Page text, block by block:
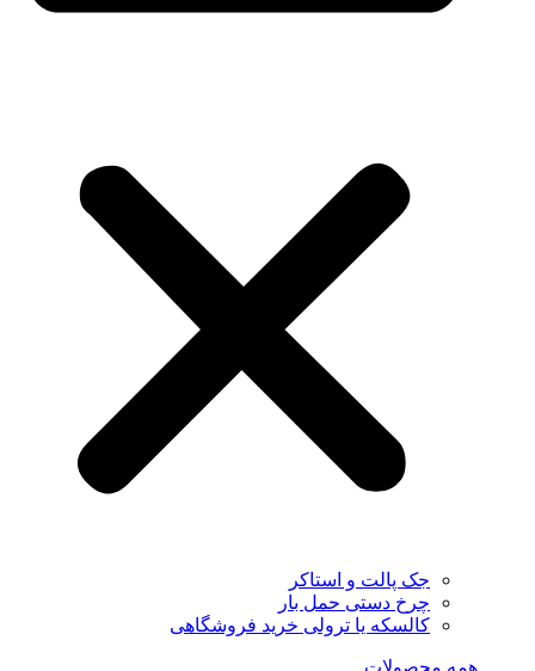
جک پالت و استاکر
چرخ دستی حمل بار
کالسکه یا ترولی خرید فروشگاهی
همه محصولات